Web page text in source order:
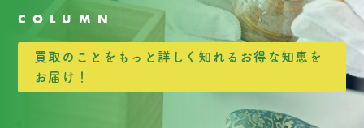
COLUMN
買取のことをもっと詳しく知れるお得な知恵を
お届け！